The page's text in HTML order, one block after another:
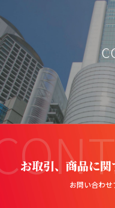
お取引、商品に
お問い合わ